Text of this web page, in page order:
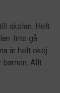
skolan. Helt
Inte gå
är helt okej
barnen. Allt